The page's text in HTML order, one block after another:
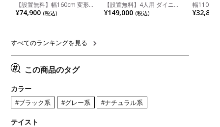
【設置無料】幅160cm 変形
半円 ダイニングテーブル モ
ルタル風 LENAS コンクリー
リア風 グレージュ
¥74,900 (税込)
【設置無料】4人用 ダイニン
グテーブルセット 5点 LUGA
セラミックテーブル おしゃれ
¥149,000 (税込)
幅110cm
木目調 リ
付き 長方
¥32,800
すべてのランキングを見る
この商品のタグ
カラー
#ブラック系 #グレー系 #ナチュラル系
テイスト